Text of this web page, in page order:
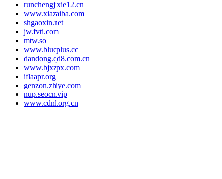
runchengjixie12.cn
www.xiazaiba.com
shgaoxin.net
jw.fvti.com
mtw.so
www.blueplus.cc
dandong.qd8.com.cn
www.bjxzpx.com
iflaapr.org
genzon.zhiye.com
nup.seocn.vip
www.cdnl.org.cn